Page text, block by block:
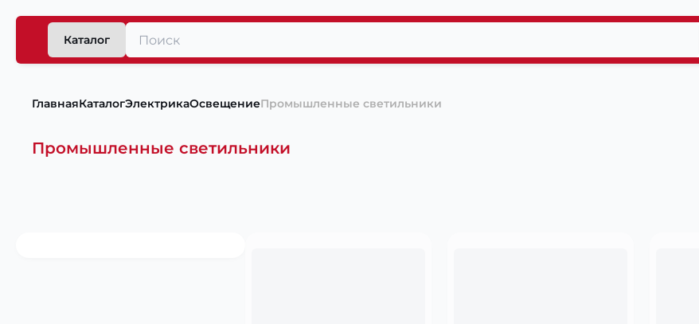
Каталог
ГлавнаяКаталогЭлектрикаОсвещениеПромышленные светильники
Промышленные светильники